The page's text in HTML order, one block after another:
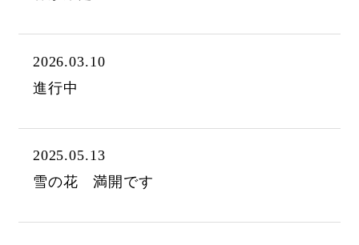
2026.03.10
進行中
2025.05.13
雪の花 満開です